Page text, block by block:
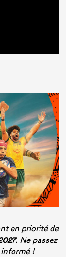
en priorité de
. Ne passez
!